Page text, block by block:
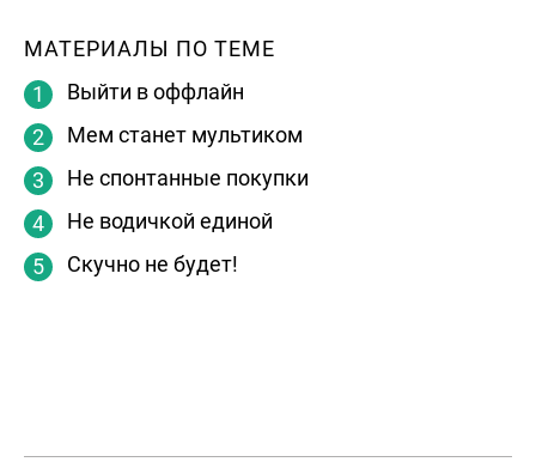
МАТЕРИАЛЫ ПО ТЕМЕ
Выйти в оффлайн
Мем станет мультиком
Не спонтанные покупки
Не водичкой единой
Скучно не будет!